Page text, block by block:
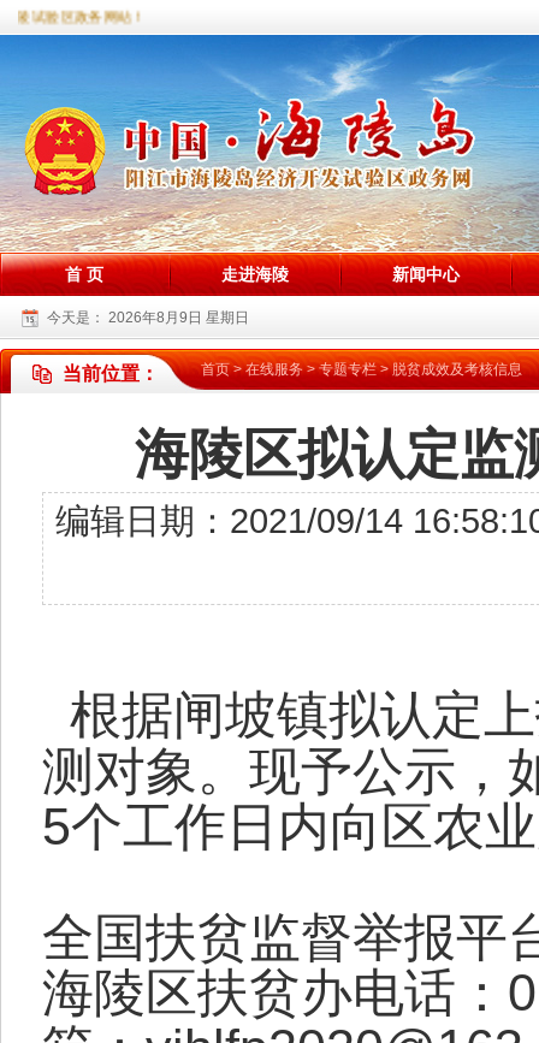
陵试验区政务网站！
首 页 走进海陵 新闻中心
今天是： 2026年8月9日 星期日
当前位置： 首页>在线服务>专题专栏>脱贫成效及考核信息
海陵区拟认定监
编辑日期：2021/09/14
根据闸坡镇拟认定
测对象。现予公示，
5个工作日内向区农
全国扶贫监督举报平
海陵区扶贫办电话：